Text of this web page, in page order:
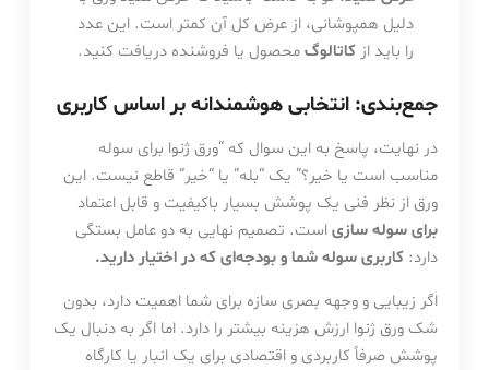
دلیل همپوشانی، از عرض کل آن کمتر است. این عدد
را باید ازکاتالوگمحصول یا فروشنده دریافت کنید.
جمع‌بندی: انتخابی هوشمندانه بر اساس کاربری
در نهایت، پاسخ به این سوال که “ورق ژنوا برای سوله
مناسب است یا خیر؟” یک “بله” یا “خیر” قاطع نیست. این
ورق از نظر فنی یک پوشش بسیار باکیفیت و قابل اعتماد
برای سوله سازیاست. تصمیم نهایی به دو عامل بستگی
دارد: کاربری سوله شما و بودجه‌ای که در اختیار دارید.
اگر زیبایی و وجهه بصری سازه برای شما اهمیت دارد، بدون
شک ورق ژنوا ارزش هزینه بیشتر را دارد. اما اگر به دنبال یک
پوشش صرفاً کاربردی و اقتصادی برای یک انبار یا کارگاه